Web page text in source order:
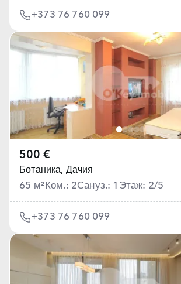
+373 76 760 099
500 €
Ботаника, Дачия
65 м² Ком.: 2Сануз.: 1 Этаж: 2/5
+373 76 760 099